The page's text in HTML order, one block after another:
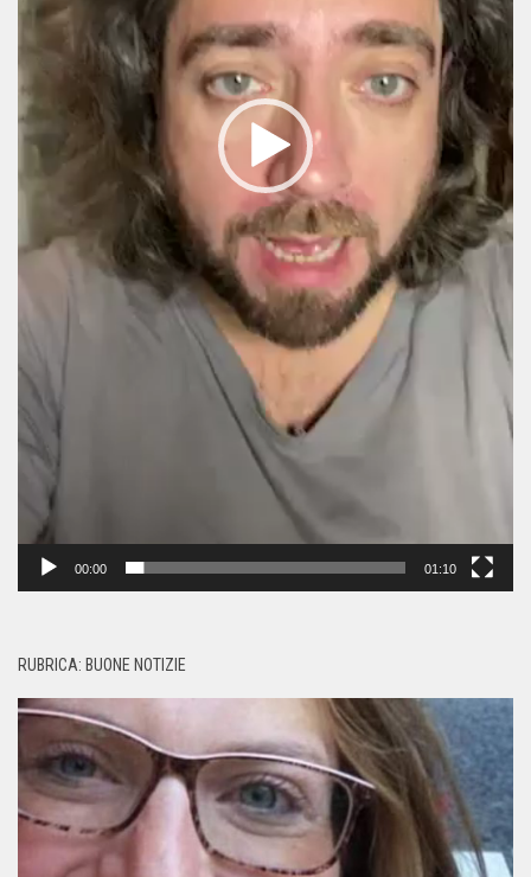
00:00 01:10
RUBRICA: BUONE NOTIZIE